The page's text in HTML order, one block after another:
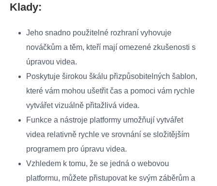
Klady:
Jeho snadno použitelné rozhraní vyhovuje
nováčkům a těm, kteří mají omezené zkušenosti s
úpravou videa.
Poskytuje širokou škálu přizpůsobitelných šablon,
které vám mohou ušetřit čas a pomoci vám rychle
vytvářet vizuálně přitažlivá videa.
Funkce a nástroje platformy umožňují vytvářet
videa relativně rychle ve srovnání se složitějším
programem pro úpravu videa.
Vzhledem k tomu, že se jedná o webovou
platformu, můžete přistupovat ke svým záběrům a